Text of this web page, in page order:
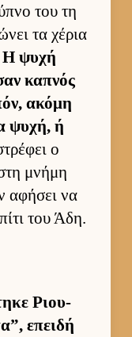
του τη
τα χέρια
Η ψυχή
καπνός
ακόμη
ψυχή, ή
ο
μνήμη
αφήσει να
του Άδη.
Ριου­
επειδή